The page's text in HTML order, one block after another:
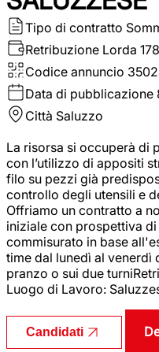
Tipo di contratto
Retribuzione Lorda
Codice annuncio
Data di pubblicazione
Città Saluzzo
La risorsa si occuperà di
con l’utilizzo di appositi
filo su pezzi già
controllo degli utensili e
Offriamo un contratto a
iniziale con prospettiva
commisurato in base
time dal lunedì al venerdì
pranzo o sui due
Luogo di Lavoro:
Candidati